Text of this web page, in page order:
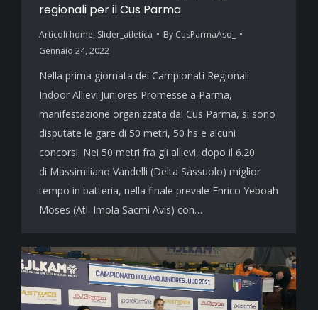
regionali per il Cus Parma
Articoli home, Slider_atletica By CusParmaAsd_
Gennaio 24, 2022
Nella prima giornata dei Campionati Regionali
Indoor Allievi Juniores Promesse a Parma,
manifestazione organizzata dal Cus Parma, si sono
disputate le gare di 50 metri, 50 hs e alcuni
concorsi. Nei 50 metri fra gli allievi, dopo il 6.20
di Massimiliano Vandelli (Delta Sassuolo) miglior
tempo in batteria, nella finale prevale Enrico Yeboah
Moses (Atl. Imola Sacmi Avis) con…